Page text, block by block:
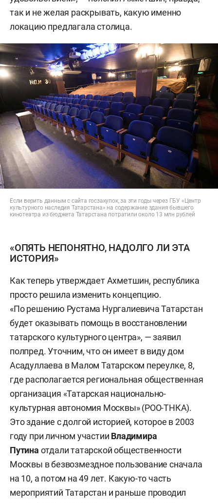
так и не желая раскрывать, какую именно
локацию предлагала столица.
Если верить данным с сайта госзакупок, за эти годы через ГБУ «Центр
культурного наследия Татарстана» на содержание здания бывшего
кинотеатра из бюджета Татарстана потратили около 13 млн рублей
«ОПЯТЬ НЕПОНЯТНО, НАДОЛГО ЛИ ЭТА
ИСТОРИЯ»
Как теперь утверждает Ахметшин, республика
просто решила изменить концепцию.
«По решению Рустама Нургалиевича Татарстан
будет оказывать помощь в восстановлении
татарского культурного центра», — заявил
полпред. Уточним, что он имеет в виду дом
Асадуллаева в Малом Татарском переулке, 8,
где располагается региональная общественная
организация «Татарская национально-
культурная автономия Москвы» (РОО-ТНКА).
Это здание с долгой историей, которое в 2003
году при личном участии Владимира
Путина отдали татарской общественности
Москвы в безвозмездное пользование сначала
на 10, а потом на 49 лет. Какую-то часть
мероприятий Татарстан и раньше проводил